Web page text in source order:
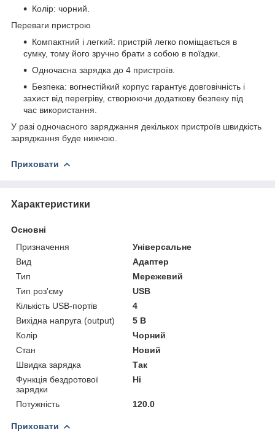
Колір: чорний.
Переваги пристрою
Компактний і легкий: пристрій легко поміщається в
сумку, тому його зручно брати з собою в поїздки.
Одночасна зарядка до 4 пристроїв.
Безпека: вогнестійкий корпус гарантує довговічність і
захист від перегріву, створюючи додаткову безпеку під
час використання.
У разі одночасного заряджання декількох пристроїв швидкість
заряджання буде нижчою.
Приховати
Характеристики
Основні
Призначення
Універсальне
Вид
Адаптер
Тип
Мережевий
Тип роз'єму
USB
Кількість USB-портів
4
Вихідна напруга (output)
5 В
Колір
Чорний
Стан
Новий
Швидка зарядка
Так
Функція бездротової
зарядки
Ні
Потужність 120.0
Приховати